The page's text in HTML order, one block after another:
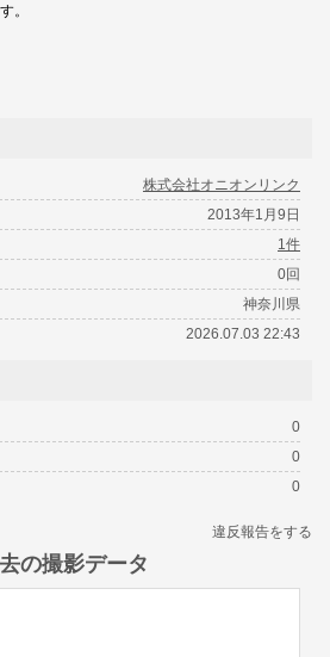
。
株式会社オニオンリンク
2013年1月9日
1件
0回
神奈川県
2026.07.03 22:43
0
0
0
違反報告をする
の撮影データ